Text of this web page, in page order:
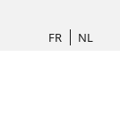
FR NL